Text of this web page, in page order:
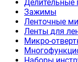
Делительные
Зажимы
Ленточные
Ленты для
Микро-